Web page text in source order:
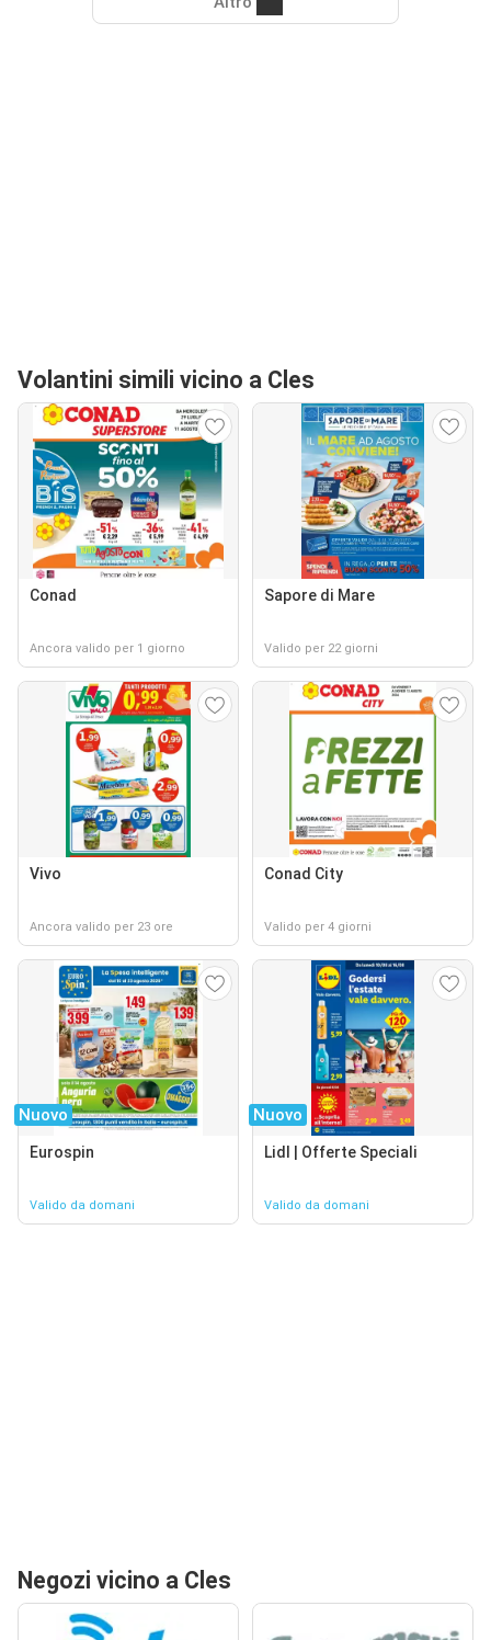
Volantini simili vicino a Cles
Conad
Ancora valido per 1 giorno
Sapore di Mare
Valido per 22 giorni
Vivo
Ancora valido per 23 ore
Conad City
Valido per 4 giorni
Nuovo
Eurospin
Valido da domani
Nuovo
Lidl | Offerte Speciali
Valido da domani
Negozi vicino a Cles